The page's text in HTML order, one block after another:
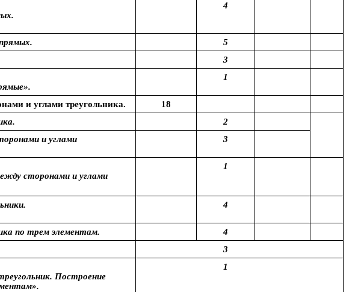
4
5
3
1
и углами треугольника.
18
2
и углами
3
сторонами и углами
1
4
по трем элементам.
4
3
Построение
1